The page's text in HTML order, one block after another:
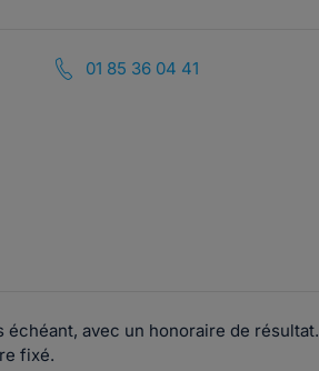
01 85 36 04 41
avec un honoraire de résultat.
fixé.